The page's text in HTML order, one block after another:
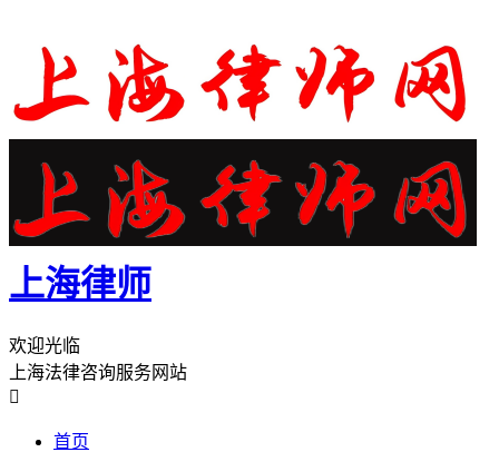
上海律师
欢迎光临
上海法律咨询服务网站

首页